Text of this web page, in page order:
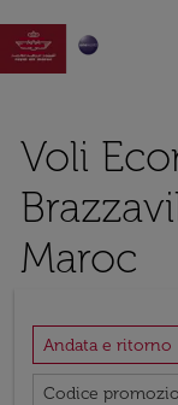

Voli
Maroc
Andata e ritorno
Codice